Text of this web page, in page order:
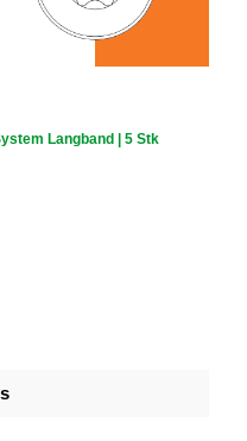
Langband | 5 Stk